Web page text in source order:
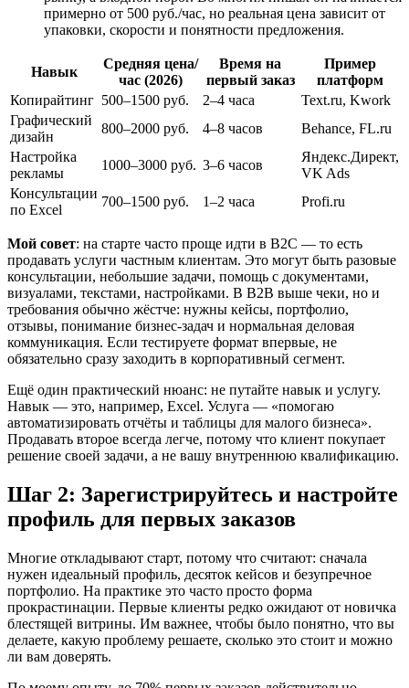
примерно от 500 руб./час, но реальная цена зависит от
упаковки, скорости и понятности предложения.
Навык
Средняя цена/
час (2026)
Время на
первый заказ
Пример
платформ
Копирайтинг 500–1500 руб. 2–4 часа
Text.ru, Kwork
Графический
дизайн
800–2000 руб. 4–8 часов
Behance, FL.ru
Настройка
рекламы
1000–3000 руб. 3–6 часов
Яндекс.Директ,
VK Ads
Консультации
по Excel
700–1500 руб. 1–2 часа Profi.ru
Мой совет: на старте часто проще идти в B2C — то есть
продавать услуги частным клиентам. Это могут быть разовые
консультации, небольшие задачи, помощь с документами,
визуалами, текстами, настройками. В B2B выше чеки, но и
требования обычно жёстче: нужны кейсы, портфолио,
отзывы, понимание бизнес-задач и нормальная деловая
коммуникация. Если тестируете формат впервые, не
обязательно сразу заходить в корпоративный сегмент.
Ещё один практический нюанс: не путайте навык и услугу.
Навык — это, например, Excel. Услуга — «помогаю
автоматизировать отчёты и таблицы для малого бизнеса».
Продавать второе всегда легче, потому что клиент покупает
решение своей задачи, а не вашу внутреннюю квалификацию.
Шаг 2: Зарегистрируйтесь и настройте
профиль для первых заказов
Многие откладывают старт, потому что считают: сначала
нужен идеальный профиль, десяток кейсов и безупречное
портфолио. На практике это часто просто форма
прокрастинации. Первые клиенты редко ожидают от новичка
блестящей витрины. Им важнее, чтобы было понятно, что вы
делаете, какую проблему решаете, сколько это стоит и можно
ли вам доверять.